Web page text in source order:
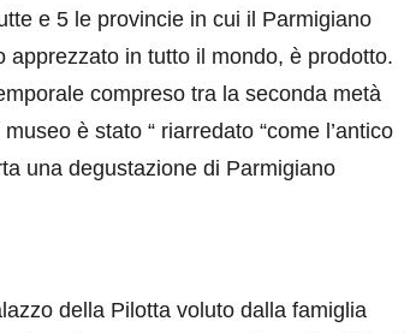
e 5 le provincie in cui il Parmigiano
in tutto il mondo, è prodotto.
compreso tra la seconda metà
è stato “ riarredato “come l’antico
una degustazione di Parmigiano
della Pilotta voluto dalla famiglia
Marzo 31, 2026